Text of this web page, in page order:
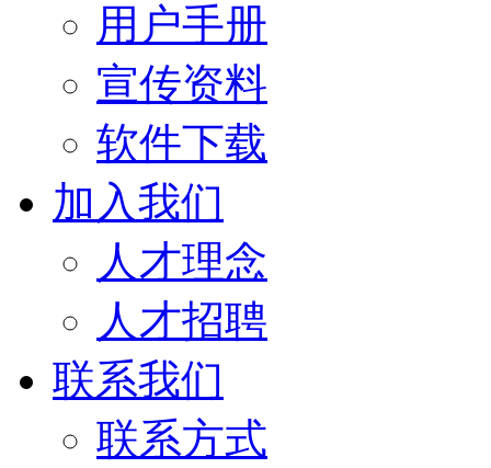
用户手册
宣传资料
软件下载
加入我们
人才理念
人才招聘
联系我们
联系方式